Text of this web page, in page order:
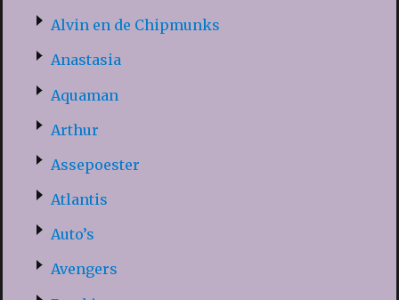
Alvin en de Chipmunks
Anastasia
Aquaman
Arthur
Assepoester
Atlantis
Auto’s
Avengers